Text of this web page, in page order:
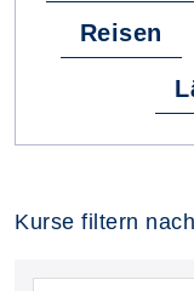
Reisen
Kurse filtern